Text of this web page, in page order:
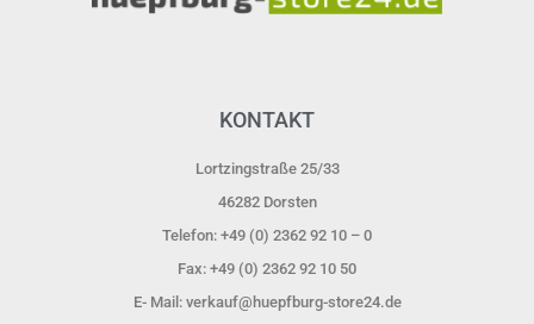
KONTAKT
Lortzingstraße 25/33
46282 Dorsten​
Telefon: +49 (0) 2362 92 10 – 0
Fax: +49 (0) 2362 92 10 50
E- Mail: verkauf@huepfburg-store24.de